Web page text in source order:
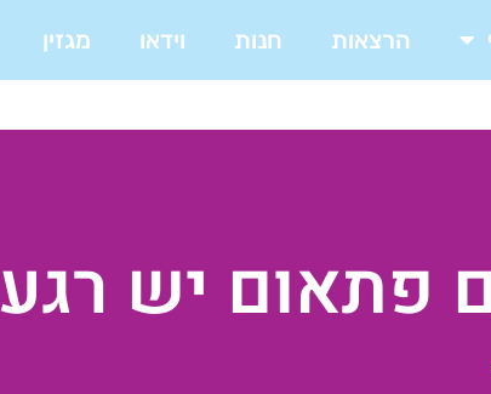
הרצאות חנות וידאו מגזין
פתאום יש רגע